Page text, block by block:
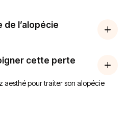
de l’alopécie
cette perte